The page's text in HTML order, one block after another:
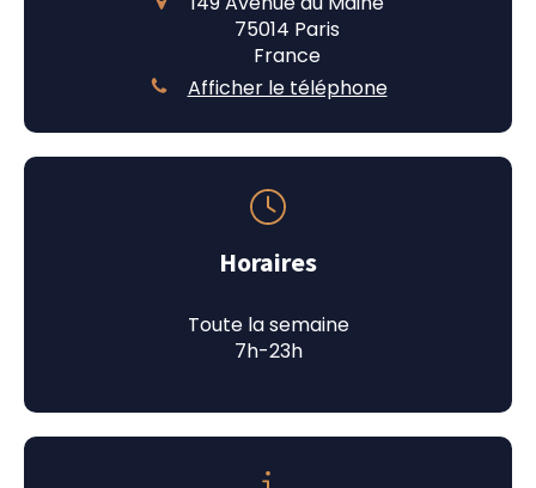
75014 Paris
France
Afficher le téléphone
Horaires
Toute la semaine
7h-23h